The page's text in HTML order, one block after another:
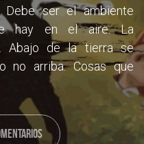
Debe ser el ambiente
hay en el aire. La
Abajo de la tierra se
no arriba. Cosas que